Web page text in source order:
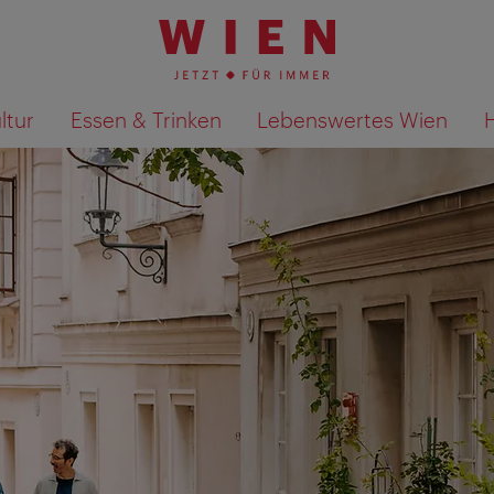
Essen & Trinken Lebenswertes Wien
Suchergebnisse auf Karte